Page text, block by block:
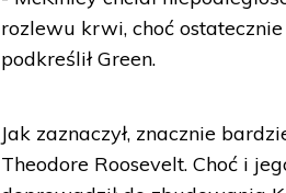
rozlewu krwi, choć
podkreślił Green.
Jak zaznaczył, znacznie
Theodore Roosevelt. Choć i